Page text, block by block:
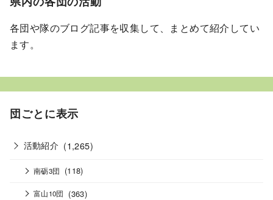
各団や隊のブログ記事を収集して、まとめて紹介してい
ます。
団ごとに表示
活動紹介 (1,265)
南砺3団 (118)
富山10団 (363)